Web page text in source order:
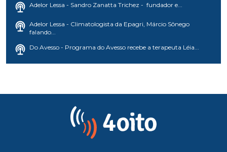
Adelor Lessa - Sandro Zanatta Trichez - fundador e...
Adelor Lessa - Climatologista da Epagri, Márcio Sônego
falando...
Do Avesso - Programa do Avesso recebe a terapeuta Léia...